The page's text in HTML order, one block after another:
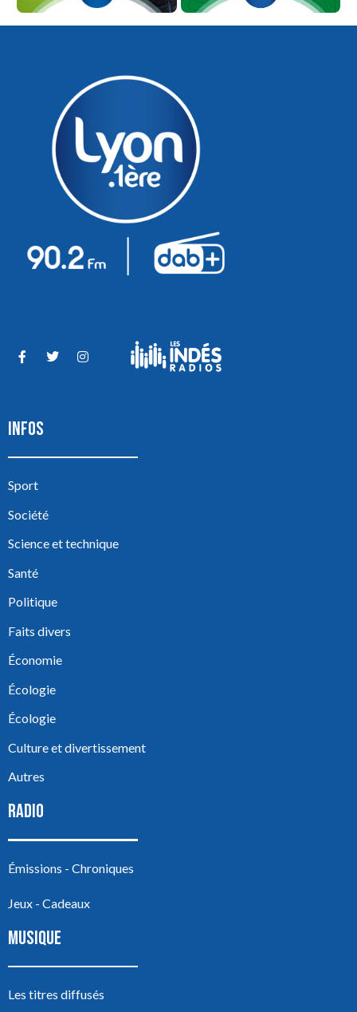
INFOS
Sport
Société
Science et technique
Santé
Politique
Faits divers
Économie
Écologie
Écologie
Culture et divertissement
Autres
RADIO
Émissions - Chroniques
Jeux - Cadeaux
MUSIQUE
Les titres diffusés